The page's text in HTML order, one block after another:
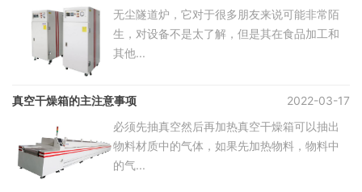
无尘隧道炉，它对于很多朋友来说可能非常陌
生，对设备不是太了解，但是其在食品加工和
其他...
真空干燥箱的主注意事项
2022-03-17
必须先抽真空然后再加热真空干燥箱可以抽出
物料材质中的气体，如果先加热物料，物料中
的气...